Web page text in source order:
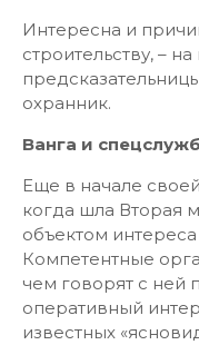
Интересна и
строительству, –
охранник.
Ванга и
Еще в начале
когда шла Вторая
объектом
Компетентные
чем говорят с ней
оперативный
известных